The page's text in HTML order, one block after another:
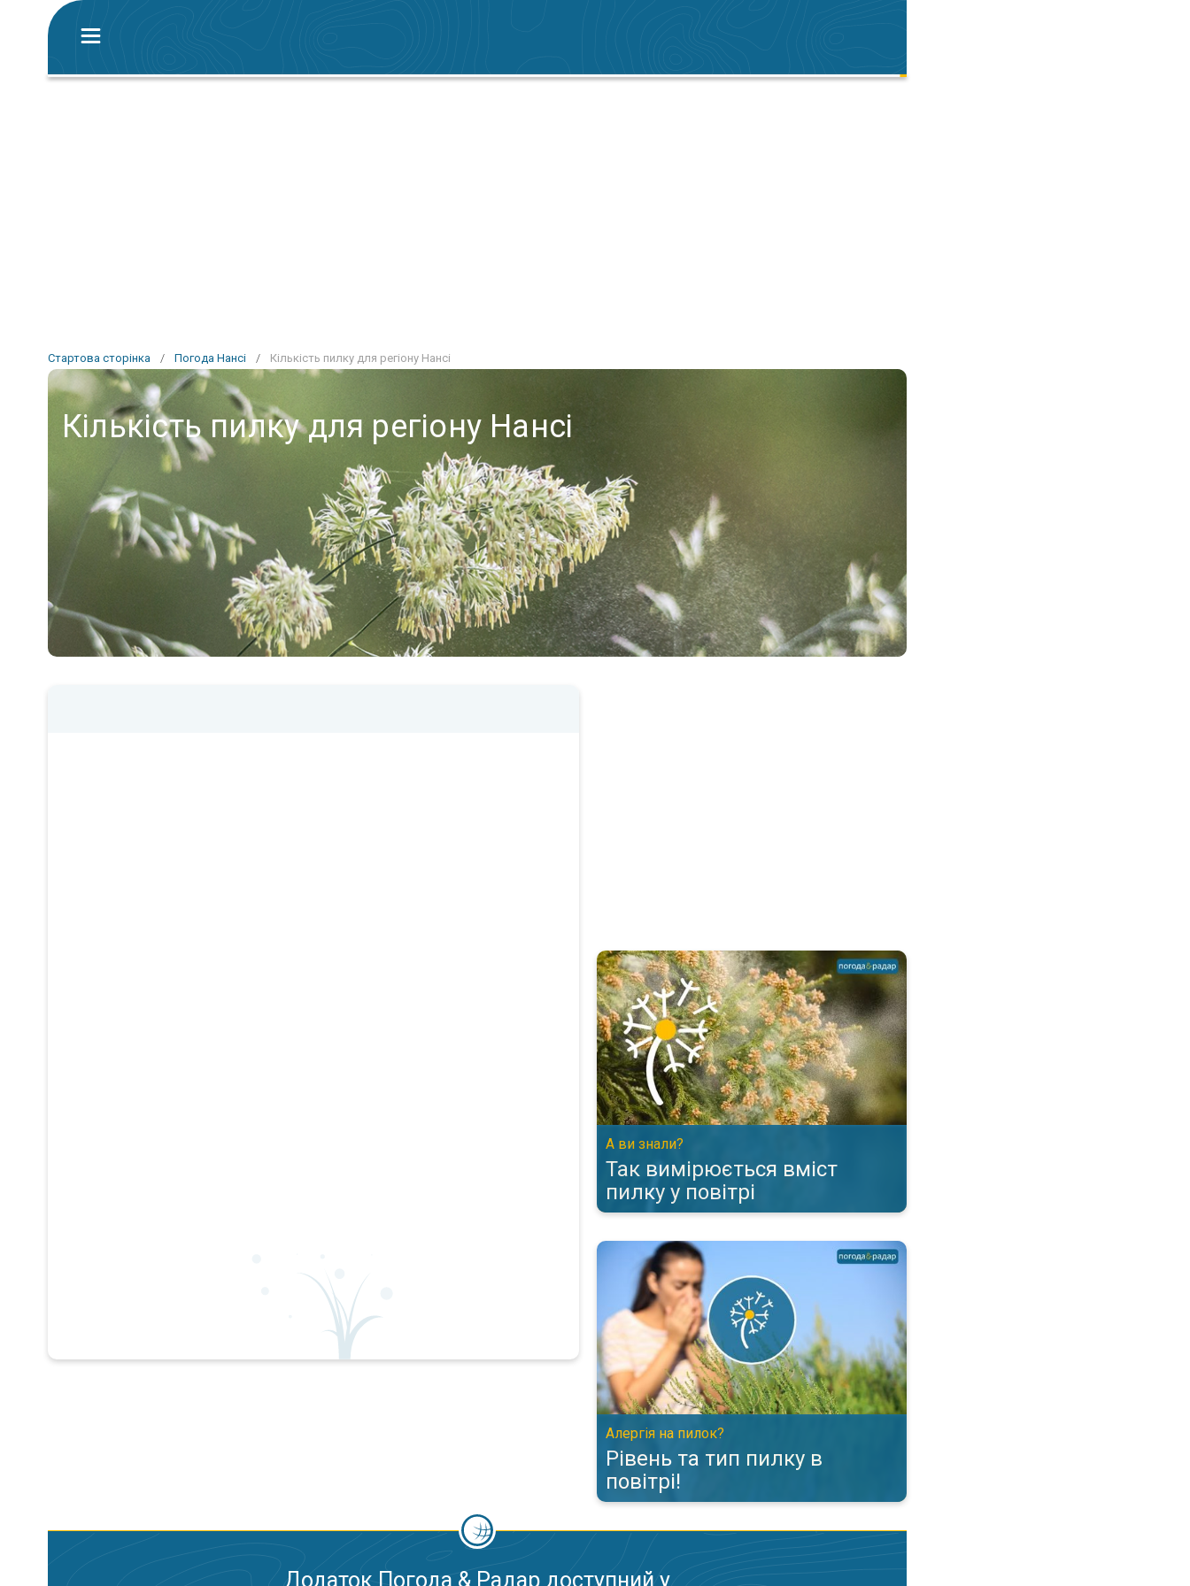
Стартова сторінка / Погода Нансі / Кількість пилку для регіону Нансі
Кількість пилку для регіону Нансі
Так вимірюється вміст пилку у повітрі. А ви знали?. . .
А ви знали?
Так вимірюється вміст
пилку у повітрі
Рівень та тип пилку в повітрі!. Алергія на пилок?. . .
Алергія на пилок?
Рівень та тип пилку в
повітрі!
Додаток Погода & Радар доступний у